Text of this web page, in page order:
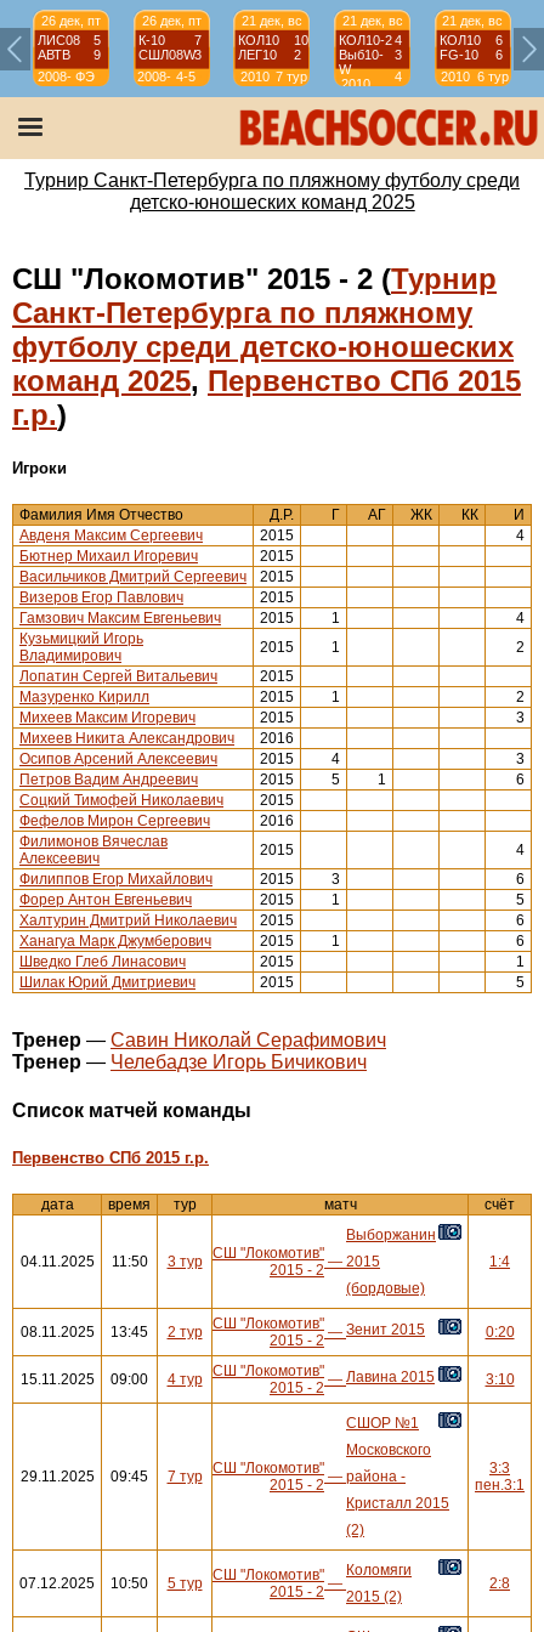
26 дек, пт
ЛИС08
5
АВТВ
9
2008-
2009
ФЭ
26 дек, пт
К-10
7
СШЛ08W3
2008-
2009
4-5
21 дек, вс
КОЛ10
10
ЛЕГ10
2
2010 7 тур
21 дек, вс
КОЛ10-24
Выб10-
W
3
2010
4
тур
21 дек, вс
КОЛ10
6
FG-10
6
2010 6 тур
Турнир Санкт-Петербурга по пляжному футболу среди
детско-юношеских команд 2025
СШ "Локомотив" 2015 - 2 (Турнир
Санкт-Петербурга по пляжному
футболу среди детско-юношеских
команд 2025, Первенство СПб 2015
г.р.)
Игроки
Фамилия Имя Отчество Д.Р. Г АГ ЖК КК
И
Авденя Максим Сергеевич
2015
4
Бютнер Михаил Игоревич
2015
Васильчиков Дмитрий Сергеевич
2015
Визеров Егор Павлович
2015
Гамзович Максим Евгеньевич
2015 1
4
Кузьмицкий Игорь
Владимирович
2015 1
2
Лопатин Сергей Витальевич
2015
Мазуренко Кирилл
2015 1
2
Михеев Максим Игоревич
2015
3
Михеев Никита Александрович
2016
Осипов Арсений Алексеевич
2015 4
3
Петров Вадим Андреевич
2015 5 1
6
Соцкий Тимофей Николаевич
2015
Фефелов Мирон Сергеевич
2016
Филимонов Вячеслав
Алексеевич
2015
4
Филиппов Егор Михайлович
2015 3
6
Форер Антон Евгеньевич
2015 1
5
Халтурин Дмитрий Николаевич
2015
6
Ханагуа Марк Джумберович
2015 1
6
Шведко Глеб Линасович
2015
1
Шилак Юрий Дмитриевич
2015 5
Тренер — Савин Николай Серафимович
Тренер — Челебадзе Игорь Бичикович
Cписок матчей команды
Первенство СПб 2015 г.р.
дата время тур матч счёт
04.11.2025 11:50 3 тур
СШ "Локомотив"
2015 - 2 —
Выборжанин
2015
(бордовые)
1:4
08.11.2025 13:45 2 тур
СШ "Локомотив"
2015 - 2 — Зенит 2015 0:20
15.11.2025 09:00 4 тур
СШ "Локомотив"
2015 - 2 — Лавина 2015 3:10
29.11.2025 09:45 7 тур
СШ "Локомотив"
2015 - 2 —
СШОР №1
Московского
района -
Кристалл 2015
(2)
3:3
пен.3:1
07.12.2025 10:50 5 тур
СШ "Локомотив"
2015 - 2 —
Коломяги
2015 (2)
2:8